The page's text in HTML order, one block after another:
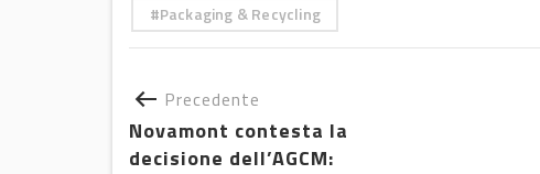
Packaging & Recycling
Precedente
Novamont contesta la
decisione dell’AGCM: